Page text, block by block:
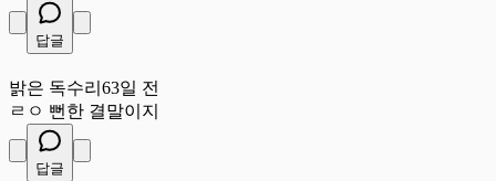
답글
밝은 독수리 63일 전
ㄹㅇ 뻔한 결말이지
답글